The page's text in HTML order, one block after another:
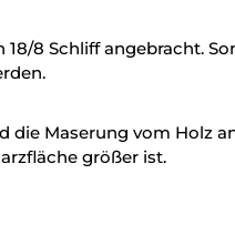
8 Schliff angebracht.
die Maserung vom Holz
größer ist.